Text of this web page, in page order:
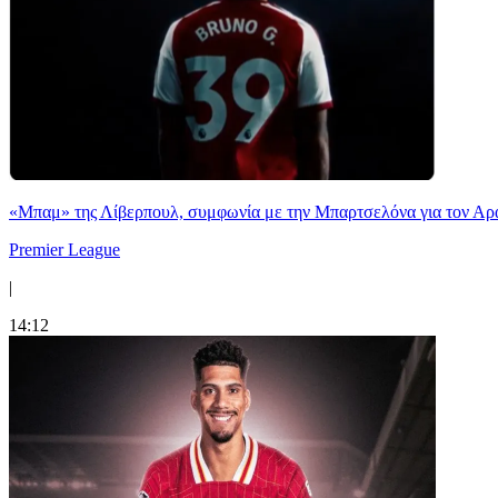
«Μπαμ» της Λίβερπουλ, συμφωνία με την Μπαρτσελόνα για τον
Premier League
|
14:12